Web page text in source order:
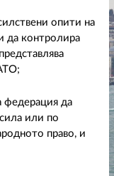
опити на
да контролира
федерация да
или по
право, и